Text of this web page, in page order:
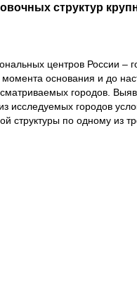
структур
центров России –
основания и до
городов.
исследуемых городов
по одному из